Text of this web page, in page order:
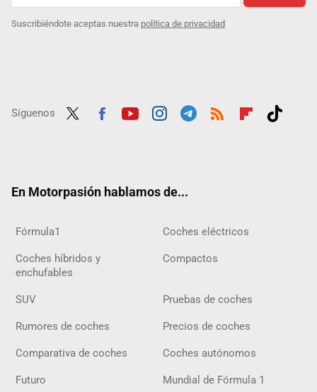
Suscribiéndote aceptas nuestra política de privacidad
Síguenos
En Motorpasión hablamos de...
Fórmula1 Coches eléctricos
Coches híbridos y
enchufables
Compactos
SUV Pruebas de coches
Rumores de coches Precios de coches
Comparativa de coches Coches autónomos
Futuro Mundial de Fórmula 1